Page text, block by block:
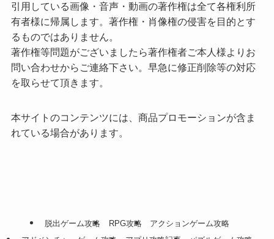
引用している画像・音声・動画の著作権は全て各権利所
有者様に帰属します。著作権・肖像権の侵害を目的とす
るものではありません。
著作権等問題がございましたら著作権者ご本人様よりお
問い合わせからご連絡下さい。早急に修正削除等の対応
を取らせて頂きます。
本サイトのコンテンツには、商品プロモーションが含ま
れている場合があります。
脱出ゲーム攻略 RPG攻略
アクションゲーム攻略